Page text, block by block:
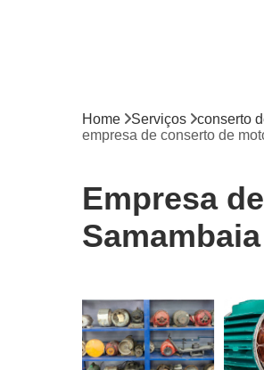
Home Serviços conserto
empresa de conserto de
Empresa
Samambaia